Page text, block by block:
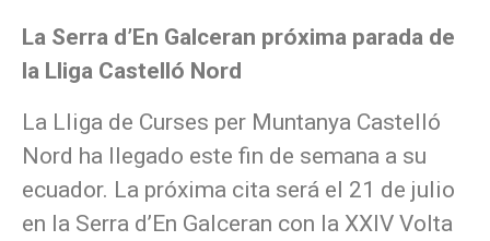
La Serra d’En Galceran próxima parada de
la Lliga Castelló Nord
La Lliga de Curses per Muntanya Castelló
Nord ha llegado este fin de semana a su
ecuador. La próxima cita será el 21 de julio
en la Serra d’En Galceran con la XXIV Volta